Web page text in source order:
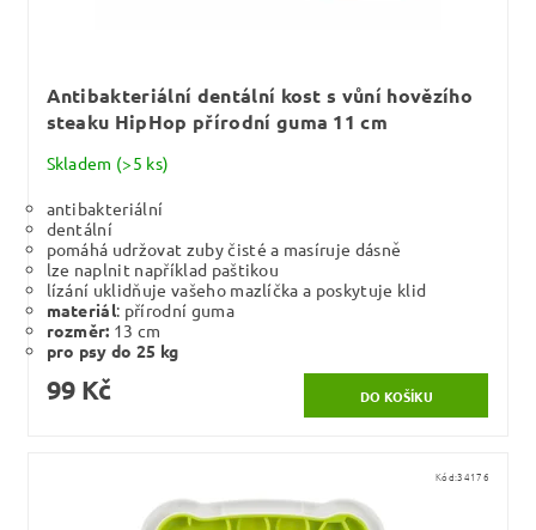
Antibakteriální dentální kost s vůní hovězího
steaku HipHop přírodní guma 11 cm
Skladem (>5 ks)
antibakteriální
dentální
pomáhá udržovat zuby čisté a masíruje dásně
lze naplnit například paštikou
lízání uklidňuje vašeho mazlíčka a poskytuje klid
materiál: přírodní guma
rozměr: 13 cm
pro psy do 25 kg
99 Kč
Kód:34176